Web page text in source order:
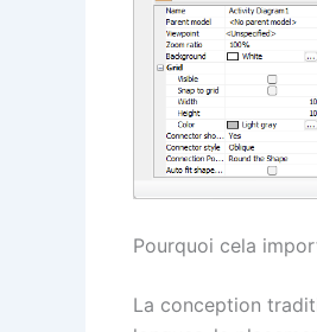
Pourquoi cela
La conception